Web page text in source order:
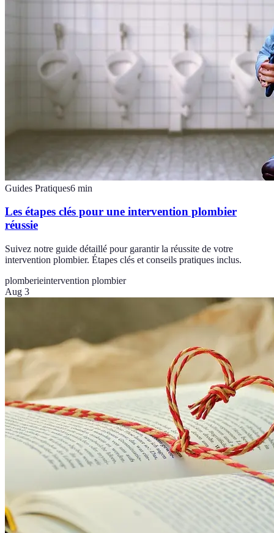
Guides Pratiques6 min
Les étapes clés pour une intervention plombier
réussie
Suivez notre guide détaillé pour garantir la réussite de votre
intervention plombier. Étapes clés et conseils pratiques inclus.
plomberieintervention plombier
Aug 3